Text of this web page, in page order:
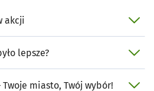
akcji
lepsze?
miasto, Twój wybór!